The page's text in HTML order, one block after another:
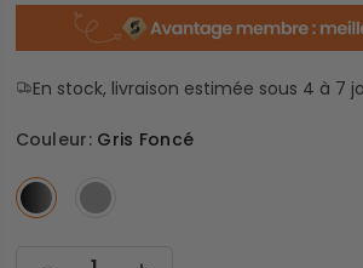
En stock, livraison estimée sous 4 à 7
Couleur: Gris Foncé